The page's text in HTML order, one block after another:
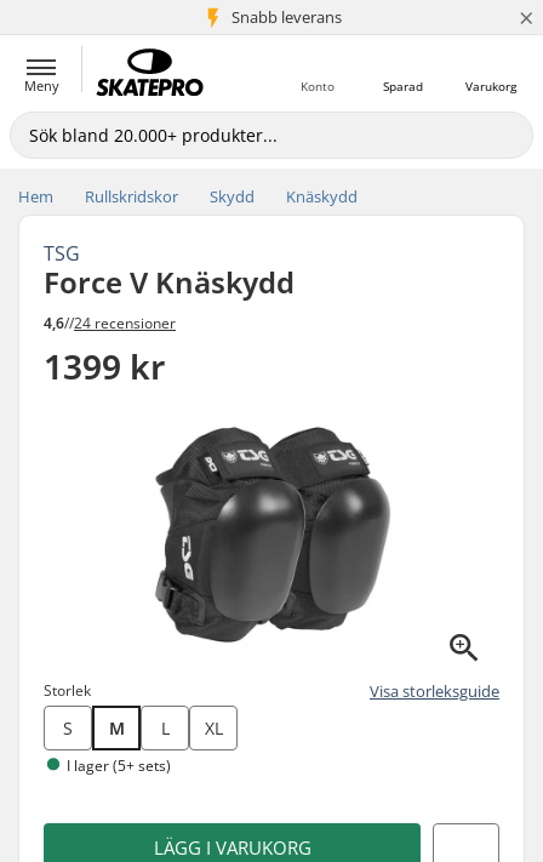
Snabb leverans
5+ milj. kunder ×
Meny Varukorg
Sparad
Konto
Hem Rullskridskor Skydd Knäskydd
TSG
Force V Knäskydd
4,6//24 recensioner
1399 kr
Storlek Visa storleksguide
S M L XL
I lager (5+ sets)
LÄGG I VARUKORG